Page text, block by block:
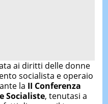
ai diritti delle donne
socialista e operaio
la II Conferenza
Socialiste, tenutasi a